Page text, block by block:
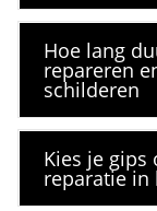
Hoe lang
repareren
schilderen
Kies je
reparatie in